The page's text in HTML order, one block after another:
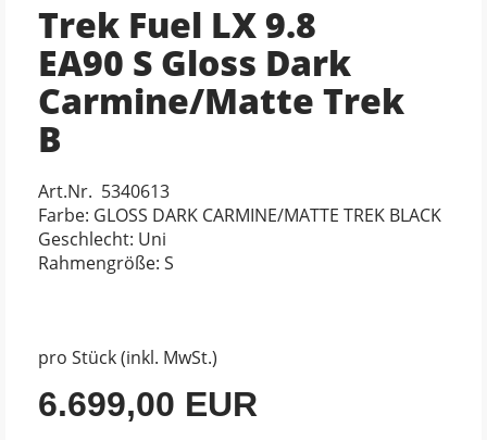
Trek Fuel LX 9.8
EA90 S Gloss Dark
Carmine/Matte Trek
B
Art.Nr. 5340613
Farbe: GLOSS DARK CARMINE/MATTE TREK BLACK
Geschlecht: Uni
Rahmengröße: S
pro Stück (inkl. MwSt.)
6.699,00 EUR